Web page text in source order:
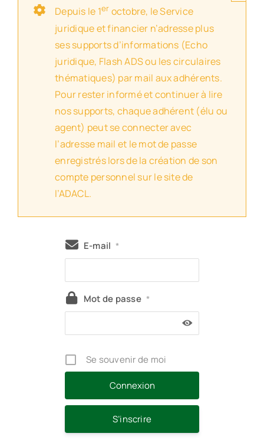
Depuis le 1er octobre, le Service
juridique et financier n’adresse plus
ses supports d’informations (Echo
juridique, Flash ADS ou les circulaires
thématiques) par mail aux adhérents.
Pour rester informé et continuer à lire
nos supports, chaque adhérent (élu ou
agent) peut se connecter avec
l’adresse mail et le mot de passe
enregistrés lors de la création de son
compte personnel sur le site de
l’ADACL.
E-mail *
Mot de passe *
Se souvenir de moi
S’inscrire